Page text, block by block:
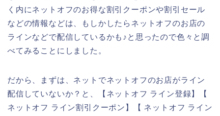
く内にネットオフのお得な割引クーポンや割引セール
などの情報などは、もしかしたらネットオフのお店の
ラインなどで配信しているかも♪と思ったので色々と調
べてみることにしました。
だから、まずは、ネットでネットオフのお店がライン
配信していないか？と、【ネットオフ ライン登録】【
ネットオフ ライン割引クーポン】【 ネットオフ ライン